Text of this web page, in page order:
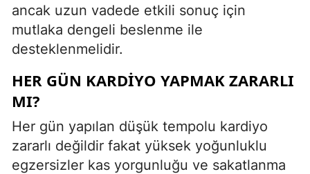
ancak uzun vadede etkili sonuç için
mutlaka dengeli beslenme ile
desteklenmelidir.
HER GÜN KARDIYO YAPMAK ZARARLI
MI?
Her gün yapılan düşük tempolu kardiyo
zararlı değildir fakat yüksek yoğunluklu
egzersizler kas yorgunluğu ve sakatlanma